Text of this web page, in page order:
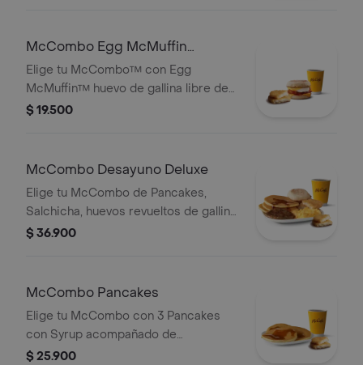
Certificación Rainforest Alliance.
McCombo Egg McMuffin
Tocineta
Elige tu McCombo™ con Egg
McMuffin™ huevo de gallina libre de
jaula, queso cheddar, tocineta y
Certificación Rainforest Alliance.
$ 19.500
McCombo Desayuno Deluxe
Elige tu McCombo de Pancakes,
Salchicha, huevos revueltos de gallina
libre de jaula, HashBrown y un English
Certifiación Rainforest Alliance.
$ 36.900
McCombo Pancakes
Elige tu McCombo con 3 Pancakes
con Syrup acompañado de
HashBrown y café mediano 100%
$ 25.900